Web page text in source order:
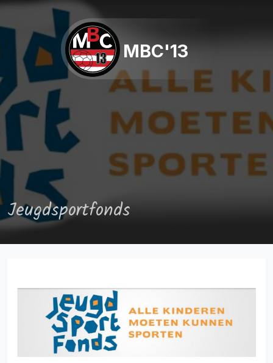
MBC'13
Jeugdsportfonds